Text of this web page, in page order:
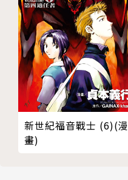
新世紀福音戰士 (6)(漫
畫)